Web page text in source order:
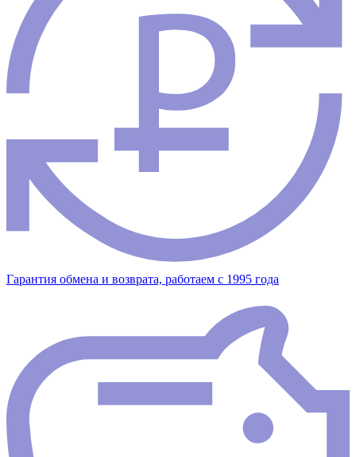
Гарантия обмена и возврата, работаем с 1995 года